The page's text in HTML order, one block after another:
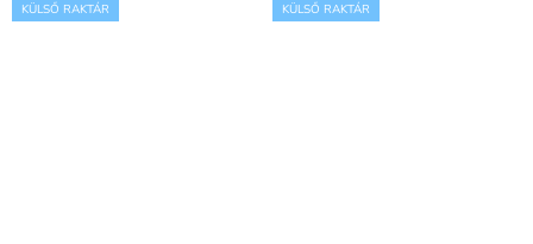
KÜLSŐ RAKTÁR KÜLSŐ RAKTÁR